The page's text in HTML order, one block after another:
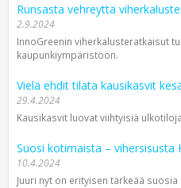
Runsasta vehreyttä
2.9.2024
InnoGreenin viherkalusteratkaisut
kaupunkiympäristöön.
Vielä ehdit tilata kausikasvit
29.4.2024
Kausikasvit luovat viihtyisiä
Suosi kotimaista – vihersisusta
10.4.2024
Juuri nyt on erityisen tärkeää